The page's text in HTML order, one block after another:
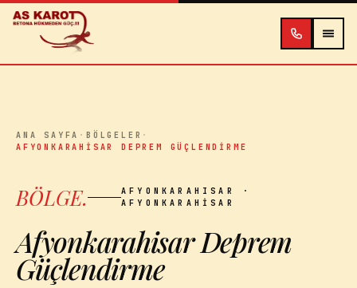
İçeriğe atla
ANA SAYFA ·BÖLGELER ·
AFYONKARAHISAR DEPREM GÜÇLENDIRME
BÖLGE. AFYONKARAHISAR
·
AFYONKARAHISAR
Afyonkarahisar Deprem
Güçlendirme